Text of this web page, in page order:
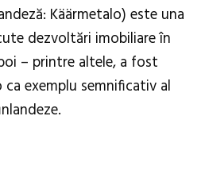
Käärmetalo) este una
dezvoltări imobiliare în
– printre altele, a fost
exemplu semnificativ al